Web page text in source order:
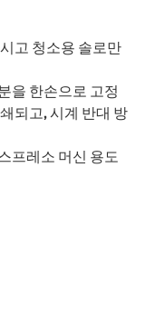
고 청소용 솔로만
을 한손으로 고정
되고, 시계 반대 방
프레소 머신 용도